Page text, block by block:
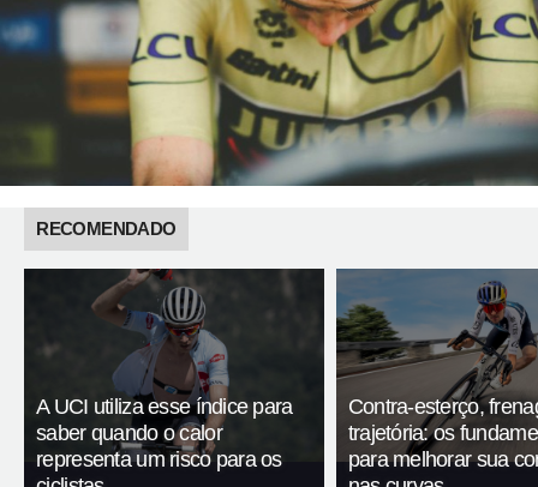
RECOMENDADO
A UCI utiliza esse índice para
saber quando o calor
representa um risco para os
Contra-esterço,
trajetória: os
para melhorar sua